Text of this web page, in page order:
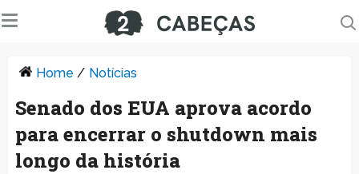
Home / Notícias
Senado dos EUA aprova acordo
para encerrar o shutdown mais
longo da história